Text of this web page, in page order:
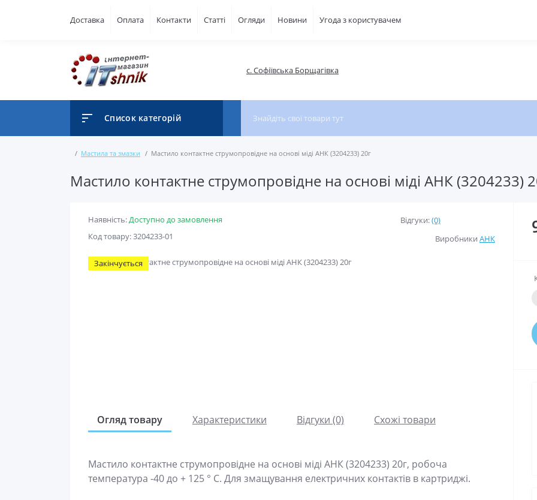
Доставка Оплата Контакти Статті Огляди Новини Угода з користувачем
с. Софіївська Борщагівка
Список категорій
Мастила та змазки Мастило контактне струмопровідне на основі міді АНК (3204233) 20г
Мастило контактне струмопровідне на основі міді АНК (3204233)
Наявність:Доступно до замовлення
Код товару: 3204233-01
Відгуки:(0)
Виробники АНК
Закінчується
Огляд товару Характеристики Відгуки (0) Схожі товари
Мастило контактне струмопровідне на основі міді АНК (3204233) 20г, робоча
температура -40 до + 125 ° C. Для змащування електричних контактів в картриджі.